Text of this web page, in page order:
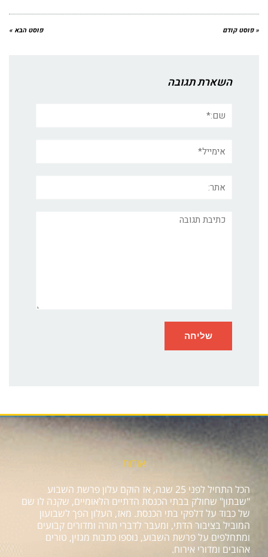
« פוסט קודם פוסט הבא »
השארת תגובה
תגובה
אודות
הכל התחיל לפני 25 שנה, אז הוקם עלון פרשת השבוע
"שבתון" שחולק בבתי הכנסת הדתיים הלאומיים, שקנה לו שם
של כבוד על דלפקי בתי הכנסת. מאז, העלון הפך לשבועון
המוביל בציבור הדתי, ומעבר לדברי תורה ומדורים קבועים
ומתחלפים על פרשת השבוע, נוספו כתבות מגזין, טורים
אהובים ומדורי אירוח.